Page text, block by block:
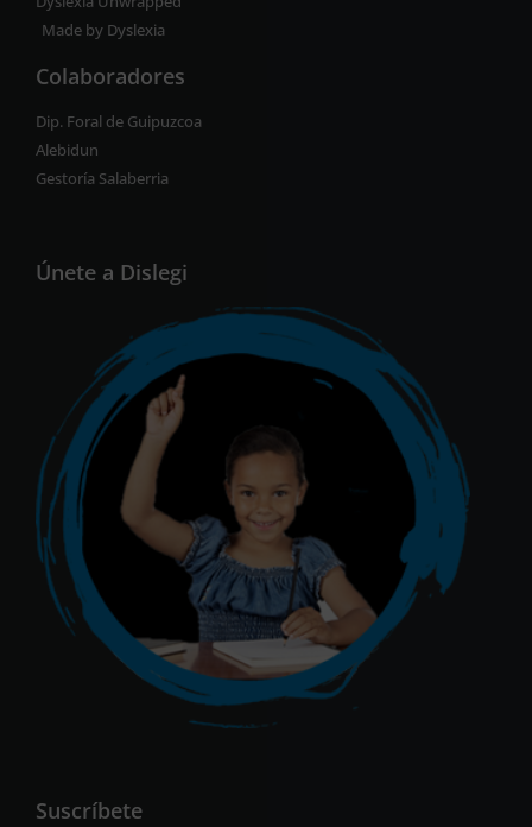
Made by Dyslexia
Colaboradores
Dip. Foral de Guipuzcoa
Alebidun
Gestoría Salaberria
Únete a Dislegi
Suscríbete